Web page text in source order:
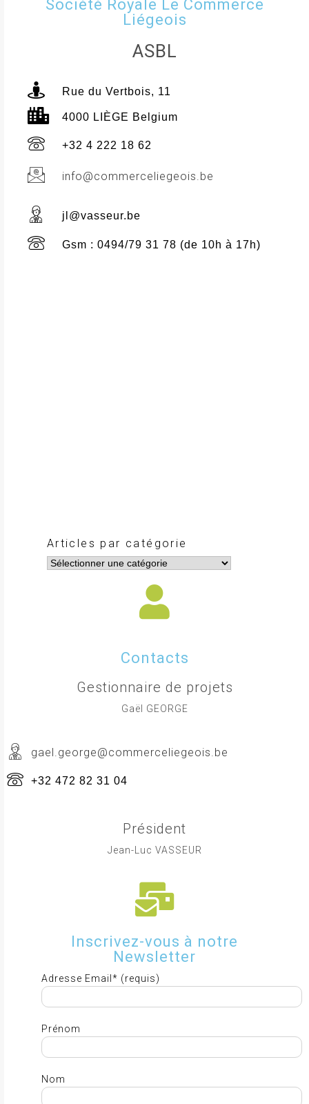
Société Royale Le Commerce
Liégeois
ASBL
Rue du Vertbois, 11
4000 LIÈGE Belgium
+32 4 222 18 62
info@commerceliegeois.be
jl@vasseur.be
Gsm : 0494/79 31 78 (de 10h à 17h)
Articles par catégorie
Contacts
Gestionnaire de projets
Gaël GEORGE
gael.george@commerceliegeois.be
+32 472 82 31 04
Président
Jean-Luc VASSEUR
Inscrivez-vous à notre
Newsletter
Adresse Email* (requis)
Prénom
Nom